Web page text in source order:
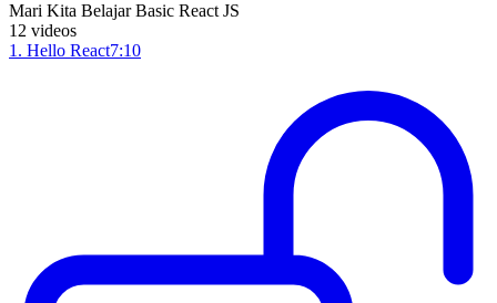
Mari Kita Belajar Basic React JS
12 videos
1 . Hello React7:10